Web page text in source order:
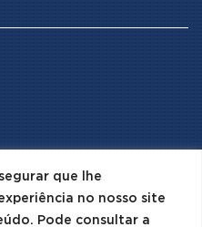
que lhe
no nosso site
Pode consultar a